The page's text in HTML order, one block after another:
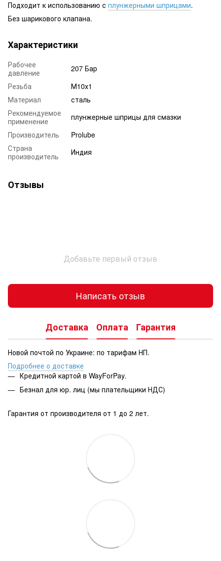
Подходит к использованию с плунжерными шприцами.
Без шарикового клапана.
Характеристики
Рабочее
давление
207 Бар
Резьба
М10х1
Материал
сталь
Рекомендуемое
применение
плунжерные шприцы для смазки
Производитель
Prolube
Страна
производитель
Индия
Отзывы
Добавьте первый отзыв
Написать отзыв
Доставка Оплата Гарантия
Новой почтой по Украине: по тарифам НП.
Подробнее о доставке
Кредитной картой в WayForPay.
Безнал для юр. лиц (мы плательщики НДС)
Гарантия от производителя от 1 до 2 лет.